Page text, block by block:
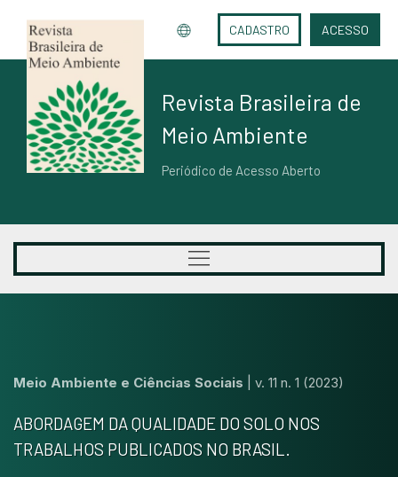
CADASTRO ACESSO
Revista Brasileira de
Meio Ambiente
Periódico de Acesso Aberto
Meio Ambiente e Ciências Sociais v. 11 n. 1 (2023)
ABORDAGEM DA QUALIDADE DO SOLO NOS
TRABALHOS PUBLICADOS NO BRASIL.